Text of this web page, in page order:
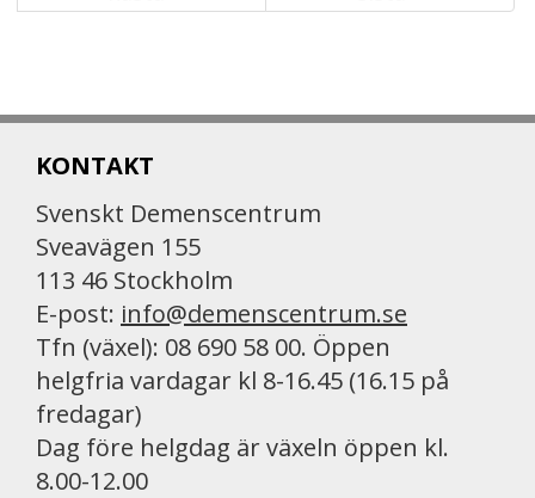
intervjuer med unga anhöriga och gott om
KONTAKT
Svenskt Demenscentrum
Sveavägen 155
113 46 Stockholm
E-post: info@demenscentrum.se
Tfn (växel): 08 690 58 00. Öppen
helgfria vardagar kl 8-16.45 (16.15 på
fredagar)
Dag före helgdag är växeln öppen kl.
8.00-12.00